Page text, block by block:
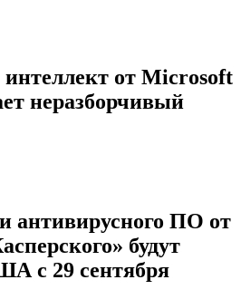
от Microsoft
неразборчивый
антивирусного ПО от
будут
с 29 сентября